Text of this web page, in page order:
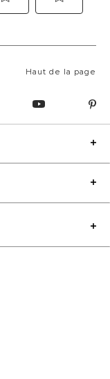
Haut de la page